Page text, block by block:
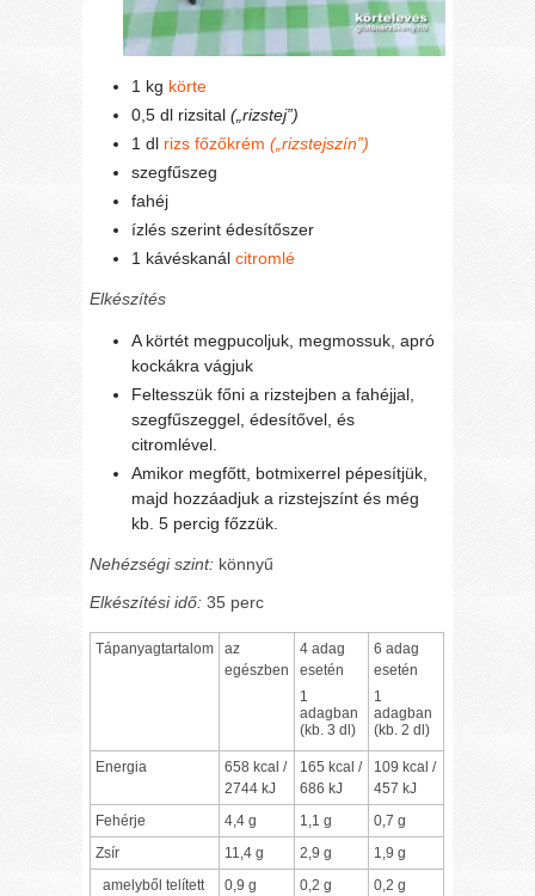
1 kg körte
0,5 dl rizsital(„rizstej”)
1 dl rizs főzőkrém(„rizstejszín”)
szegfűszeg
fahéj
ízlés szerint édesítőszer
1 kávéskanálcitromlé
Elkészítés
A körtét megpucoljuk, megmossuk, apró
kockákra vágjuk
Feltesszük főni a rizstejben a fahéjjal,
szegfűszeggel, édesítővel, és
citromlével.
Amikor megfőtt, botmixerrel pépesítjük,
majd hozzáadjuk a rizstejszínt és még
kb. 5 percig főzzük.
Nehézségi szint: könnyű
Elkészítési idő: 35 perc
Tápanyagtartalom
az
egészben
4 adag
esetén
1
adagban
(kb. 3 dl)
6 adag
esetén
1
adagban
(kb. 2 dl)
Energia
658 kcal /
2744 kJ
165 kcal /
686 kJ
109 kcal /
457 kJ
Fehérje
4,4 g 1,1 g
0,7 g
Zsír
11,4 g 2,9 g
1,9 g
amelyből telített
0,9 g 0,2 g 0,2 g